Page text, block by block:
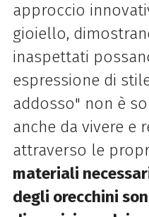
approccio
gioiello,
inaspettati
espressione di
addosso" non è
anche da vivere e
attraverso le
materiali
degli orecchini